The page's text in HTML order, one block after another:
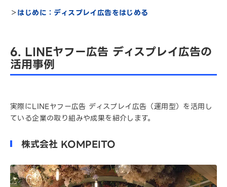
＞はじめに：ディスプレイ広告をはじめる
6. LINEヤフー広告 ディスプレイ広告の
活用事例
実際にLINEヤフー広告 ディスプレイ広告（運用型）を活用し
ている企業の取り組みや成果を紹介します。
株式会社 KOMPEITO